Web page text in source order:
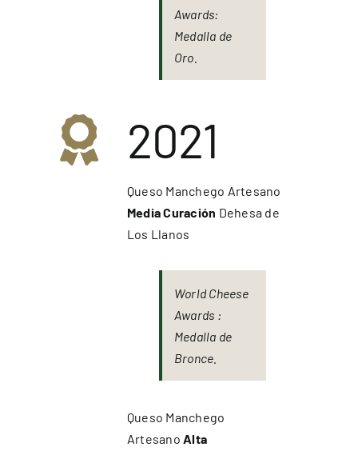
Awards:
Medalla de
Oro.
2021
Queso Manchego Artesano
Media Curación Dehesa de
Los Llanos
World Cheese
Awards :
Medalla de
Bronce.
Queso Manchego
ArtesanoAlta